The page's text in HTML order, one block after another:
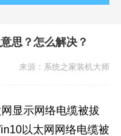
思？怎么解决？
来源： 系统之家装机大师
显示网络电缆被拔
以太网网络电缆被